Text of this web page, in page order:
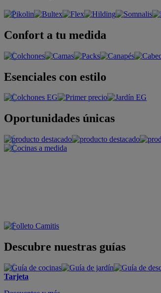
Confort a tu medida
Esenciales con estilo
Oportunidades únicas
Descubre nuestras guías
Tarjeta